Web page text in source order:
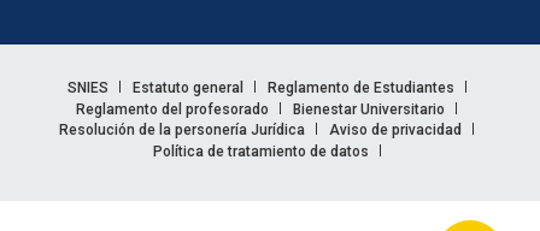
Enlaces legales
SNIES Estatuto general
Reglamento de Estudiantes
Reglamento del profesorado
Bienestar Universitario
Resolución de la personería Jurídica
Aviso de privacidad
Política de tratamiento de datos